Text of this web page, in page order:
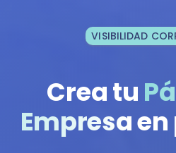
VISIBILIDAD
Crea tu
Empresa